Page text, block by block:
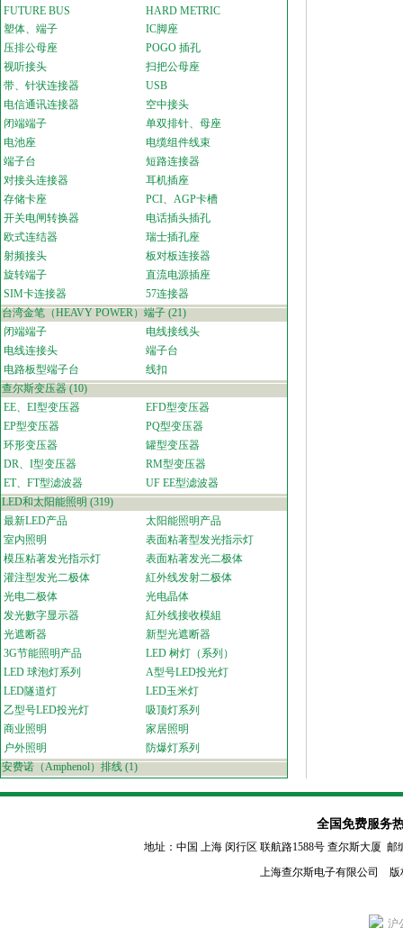
FUTURE BUS
HARD METRIC
塑体、端子
IC脚座
压排公母座
POGO 插孔
视听接头
扫把公母座
带、针状连接器
USB
电信通讯连接器
空中接头
闭端端子
单双排针、母座
电池座
电缆组件线束
端子台
短路连接器
对接头连接器
耳机插座
存储卡座
PCI、AGP卡槽
开关电闸转换器
电话插头插孔
欧式连结器
瑞士插孔座
射频接头
板对板连接器
旋转端子
直流电源插座
SIM卡连接器
57连接器
台湾金笔（HEAVY POWER）端子 (21)
闭端端子
电线接线头
电线连接头
端子台
电路板型端子台
线扣
查尔斯变压器 (10)
EE、EI型变压器
EFD型变压器
EP型变压器
PQ型变压器
环形变压器
罐型变压器
DR、I型变压器
RM型变压器
ET、FT型滤波器
UF EE型滤波器
LED和太阳能照明 (319)
最新LED产品
太阳能照明产品
室内照明
表面粘著型发光指示灯
模压粘著发光指示灯
表面粘著发光二极体
灌注型发光二极体
紅外线发射二极体
光电二极体
光电晶体
发光數字显示器
紅外线接收模組
光遮断器
新型光遮断器
3G节能照明产品
LED 树灯（系列）
LED 球泡灯系列
A型号LED投光灯
LED隧道灯
LED玉米灯
乙型号LED投光灯
吸顶灯系列
商业照明
家居照明
户外照明
防爆灯系列
安费诺（Amphenol）排线 (1)
全国免费服务
地址：中国 上海 闵行区 联航路1588号 查尔斯大厦 邮
上海查尔斯电子有限公司
沪